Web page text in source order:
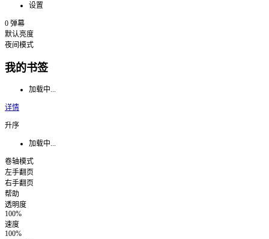
设置
0 弹幕
默认亮度
夜间模式
我的书签
加载中...
详情
升序
加载中...
卷轴模式
左手翻页
右手翻页
帮助
透明度
100%
速度
100%